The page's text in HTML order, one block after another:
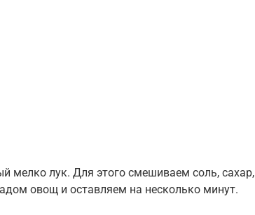
мелко лук. Для этого смешиваем соль, сахар,
овощ и оставляем на несколько минут.